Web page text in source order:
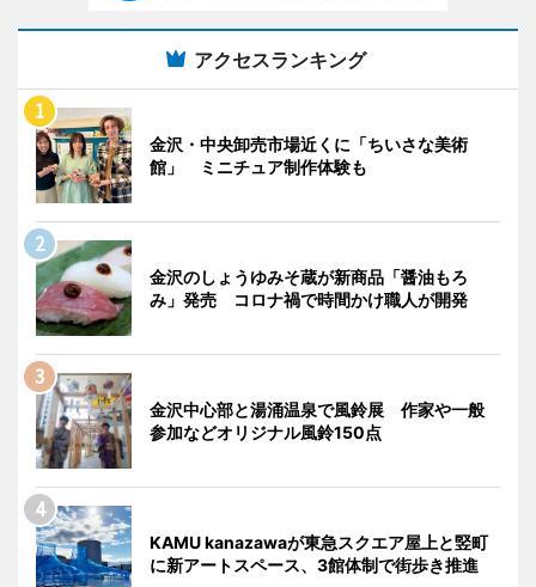
アクセスランキング
金沢・中央卸売市場近くに「ちいさな美術
館」 ミニチュア制作体験も
金沢のしょうゆみそ蔵が新商品「醤油もろ
み」発売 コロナ禍で時間かけ職人が開発
金沢中心部と湯涌温泉で風鈴展 作家や一般
参加などオリジナル風鈴150点
KAMU kanazawaが東急スクエア屋上と竪町
に新アートスペース、3館体制で街歩き推進